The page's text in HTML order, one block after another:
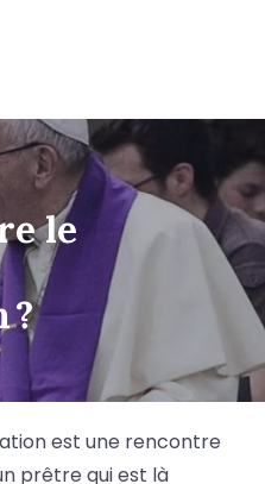
le
?
est une rencontre
prêtre qui est là